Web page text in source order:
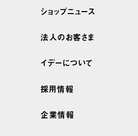
ショップニュース
法人のお客さま
イデーについて
採用情報
企業情報